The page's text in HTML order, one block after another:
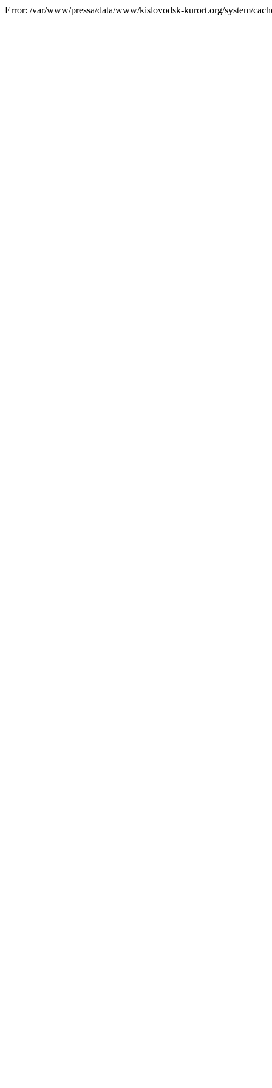
Error: /var/www/pressa/data/www/kislovodsk-kurort.org/system/